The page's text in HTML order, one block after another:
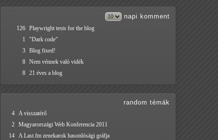
napi komment
126 Playwright tests for the blog
1
"Dark code"
3 Blog fixed!
8 Nem vénnek való vidék
8 21 éves a blog
random témák
4 A visszatérő
2 Magyarországi Web Konferencia 2011
14 A Last.fm zenekarok hasonlósági gráfja